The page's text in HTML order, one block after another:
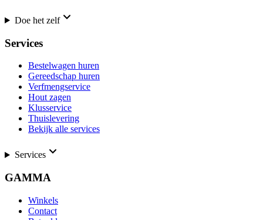
Doe het zelf
Services
Bestelwagen huren
Gereedschap huren
Verfmengservice
Hout zagen
Klusservice
Thuislevering
Bekijk alle services
Services
GAMMA
Winkels
Contact